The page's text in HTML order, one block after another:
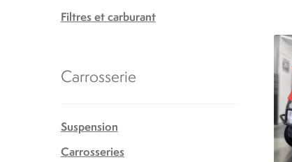
Filtres et carburant
Carrosserie
Suspension
Carrosseries